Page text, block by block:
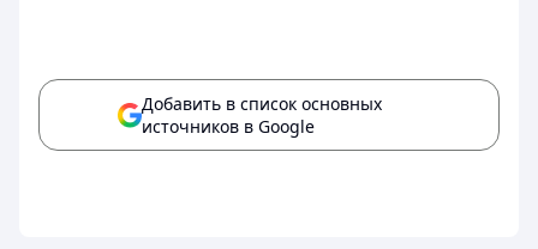
Добавить в список основных
источников в Google